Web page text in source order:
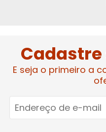
E seja o primeiro a